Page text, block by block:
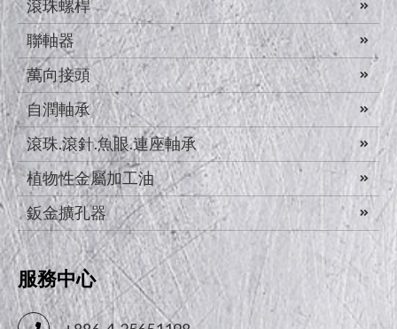
滾珠螺桿
聯軸器
萬向接頭
自潤軸承
滾珠.滾針.魚眼.連座軸承
植物性金屬加工油
鈑金擴孔器
服務中心